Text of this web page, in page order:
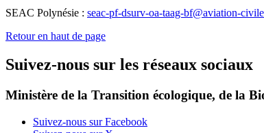
SEAC Polynésie : seac-pf-dsurv-oa-taag-bf@aviation-
Retour en haut de page
Suivez-nous sur les réseaux sociaux
Ministère de la Transition écologique, de la
Suivez-nous sur Facebook